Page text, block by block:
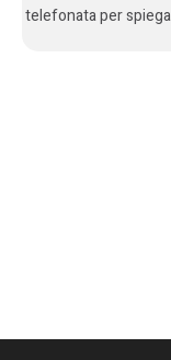
telefonata per